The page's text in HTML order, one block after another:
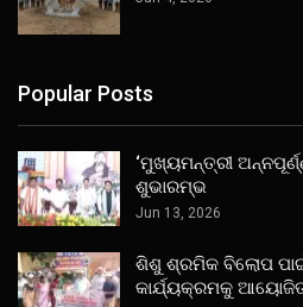
Popular Posts
‘ମୁଖ୍ୟମନ୍ତ୍ରୀ
ଶୁଭାରମ୍ଭ
Jun 13, 2026
ଶିଶୁ ଶ୍ରମିକ ବିଲୋପ
କାର୍ଯ୍ୟକ୍ରମକୁ